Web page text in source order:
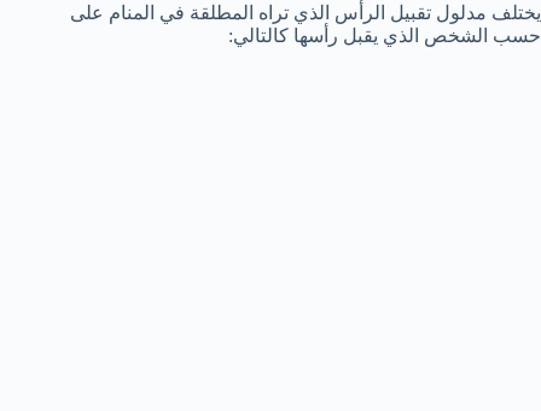
يختلف مدلول تقبيل الرأس الذي تراه المطلقة في المنام على
حسب الشخص الذي يقبل رأسها كالتالي: